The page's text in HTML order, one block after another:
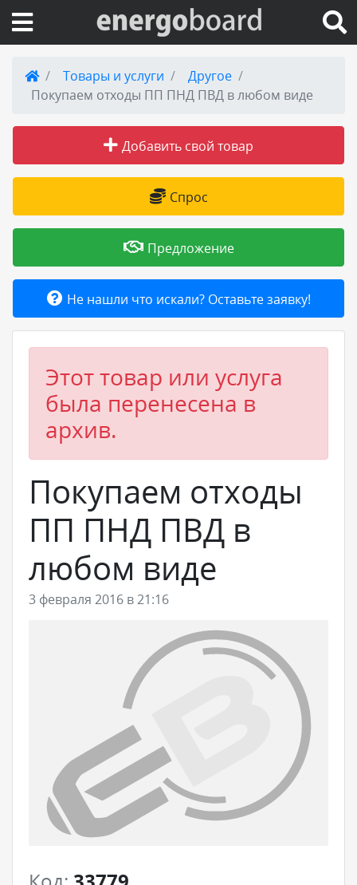
Вход на сайт
Публикации
Товары и услуги
Добавить товар или услугу
Товары и услуги
Другое
Покупаем отходы ПП ПНД ПВД в любом виде
Добавить свой товар
Спрос
Предложение
Не нашли что искали? Оставьте заявку!
Этот товар или услуга
была перенесена в
архив.
Покупаем отходы
ПП ПНД ПВД в
любом виде
3 февраля 2016 в 21:16